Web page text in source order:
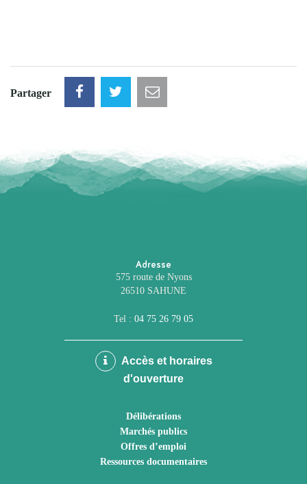
Partager
Adresse
575 route de Nyons
26510 SAHUNE
Tel : 04 75 26 79 05
Accès et horaires
d'ouverture
Délibérations
Marchés publics
Offres d’emploi
Ressources documentaires